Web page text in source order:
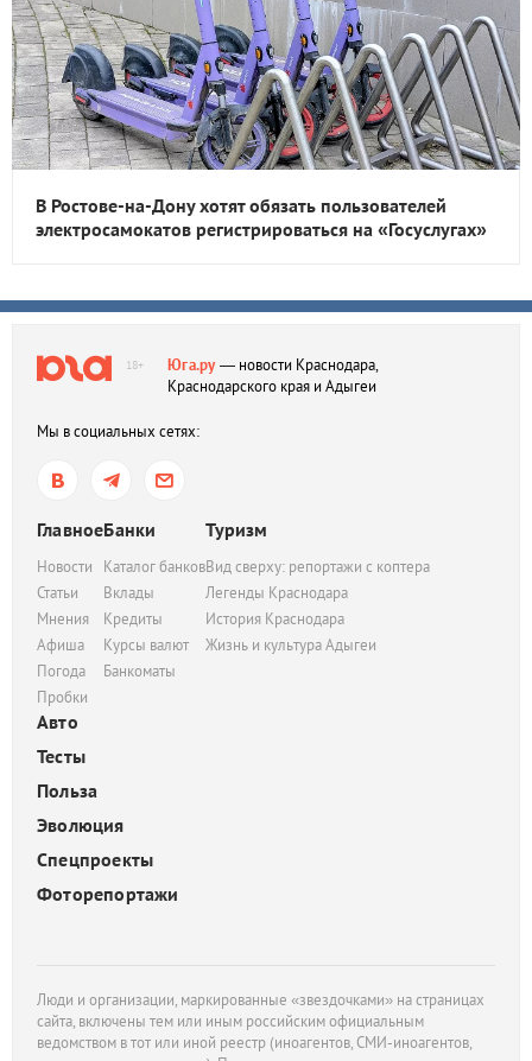
В Ростове-на-Дону хотят обязать пользователей
электросамокатов регистрироваться на «Госуслугах»
18+ Юга.ру— новости Краснодара,
Краснодарского края и Адыгеи
Мы в социальных сетях:
Главное
Новости
Статьи
Мнения
Афиша
Погода
Пробки
Банки
Каталог банков
Вклады
Кредиты
Курсы валют
Банкоматы
Туризм
Вид сверху: репортажи с коптера
Легенды Краснодара
История Краснодара
Жизнь и культура Адыгеи
Авто
Тесты
Польза
Эволюция
Спецпроекты
Фоторепортажи
Люди и организации, маркированные «звездочками» на страницах
сайта, включены тем или иным российским официальным
ведомством в тот или иной реестр (иноагентов, СМИ-иноагентов,